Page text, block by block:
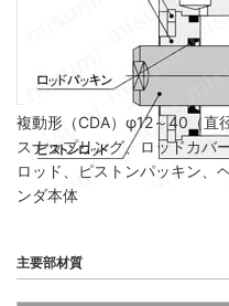
複動形（CDA）φ12～40（直
スナップリング、ロッドカバ
ロッド、ピストンパッキン、
ンダ本体
主要部材質